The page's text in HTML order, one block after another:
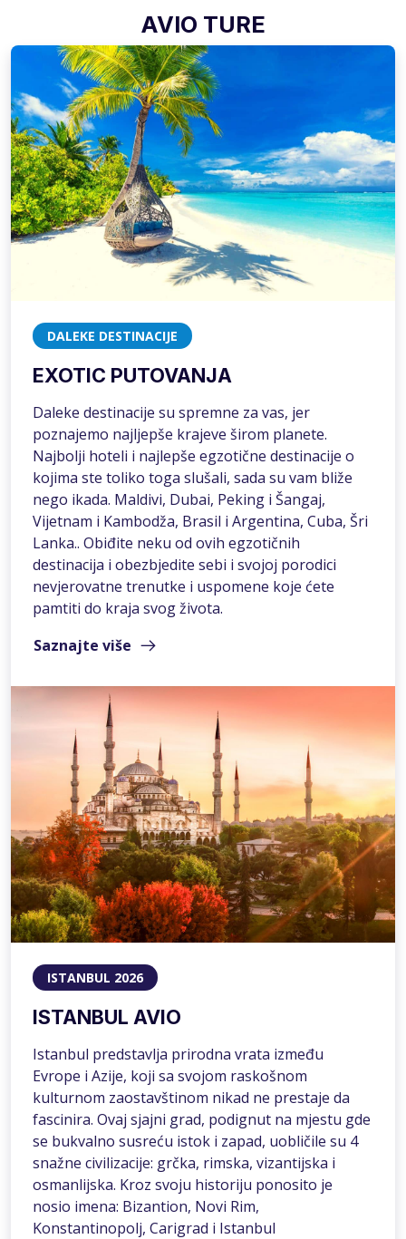
AVIO TURE
DALEKE DESTINACIJE
EXOTIC PUTOVANJA
Daleke destinacije su spremne za vas, jer
poznajemo najljepše krajeve širom planete.
Najbolji hoteli i najlepše egzotične destinacije o
kojima ste toliko toga slušali, sada su vam bliže
nego ikada. Maldivi, Dubai, Peking i Šangaj,
Vijetnam i Kambodža, Brasil i Argentina, Cuba, Šri
Lanka.. Obiđite neku od ovih egzotičnih
destinacija i obezbjedite sebi i svojoj porodici
nevjerovatne trenutke i uspomene koje ćete
pamtiti do kraja svog života.
Saznajte više
ISTANBUL 2026
ISTANBUL AVIO
Istanbul predstavlja prirodna vrata između
Evrope i Azije, koji sa svojom raskošnom
kulturnom zaostavštinom nikad ne prestaje da
fascinira. Ovaj sjajni grad, podignut na mjestu gde
se bukvalno susreću istok i zapad, uobličile su 4
snažne civilizacije: grčka, rimska, vizantijska i
osmanlijska. Kroz svoju historiju ponosito je
nosio imena: Bizantion, Novi Rim,
Konstantinopolj, Carigrad i Istanbul